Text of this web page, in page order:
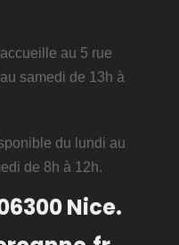
au 5 rue
samedi de 13h à
du lundi au
de 8h à 12h.
Nice.